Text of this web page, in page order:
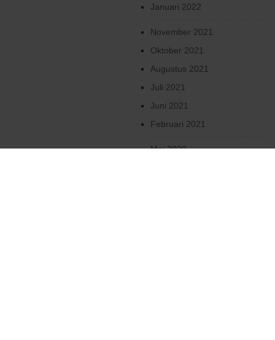
Januari 2022
November 2021
Oktober 2021
Augustus 2021
Juli 2021
Juni 2021
Februari 2021
Mei 2020